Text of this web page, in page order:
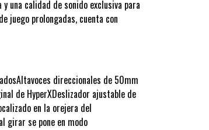
una calidad de sonido exclusiva para
juego prolongadas, cuenta con
direccionales de 50mm
de HyperXDeslizador ajustable de
en la orejera del
girar se pone en modo